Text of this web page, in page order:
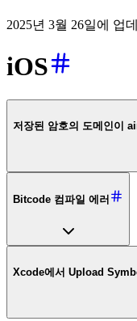
2025년 3월 26일에 업
iOS
저장된 암호의 도메인이
Bitcode 컴파일 에러
Xcode에서 Upload